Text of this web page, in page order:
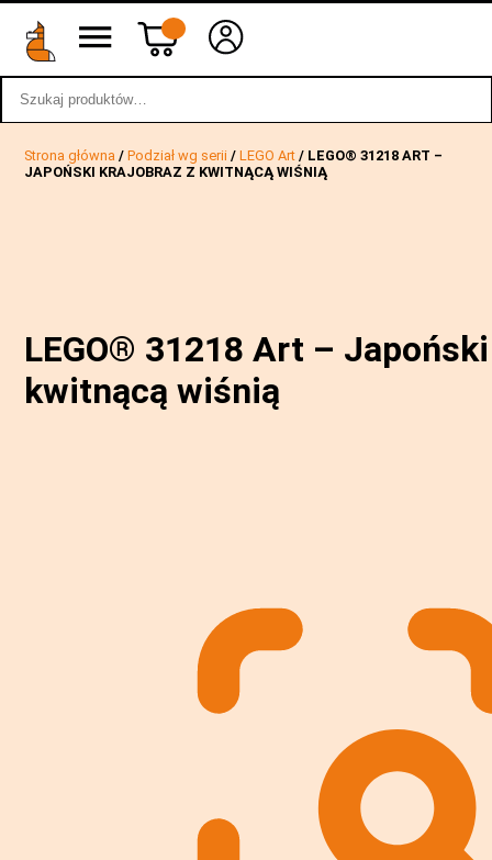
wstecz
Strona główna /Podział wg serii /LEGO Art / LEGO® 31218 ART –
JAPOŃSKI KRAJOBRAZ Z KWITNĄCĄ WIŚNIĄ
LEGO® 31218 Art –
kwitnącą wiśnią